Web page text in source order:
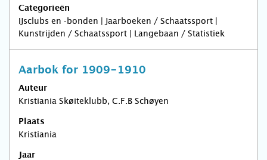
Categorieën
IJsclubs en -bonden | Jaarboeken / Schaatssport |
Kunstrijden / Schaatssport | Langebaan / Statistiek
Aarbok for 1909-1910
Auteur
Kristiania Skøiteklubb, C.F.B Schøyen
Plaats
Kristiania
Jaar